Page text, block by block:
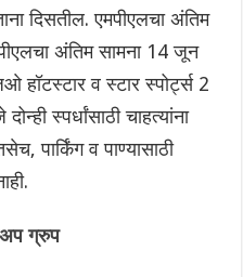
दिसतील.‌ एमपीएलचा अंतिम
अंतिम सामना 14 जून
हॉटस्टार व स्टार स्पोर्ट्स 2
स्पर्धांसाठी चाहत्यांना
पार्किंग व पाण्यासाठी
ग्रुप